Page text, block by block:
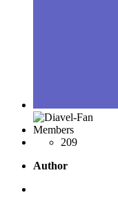
Members
209
Author